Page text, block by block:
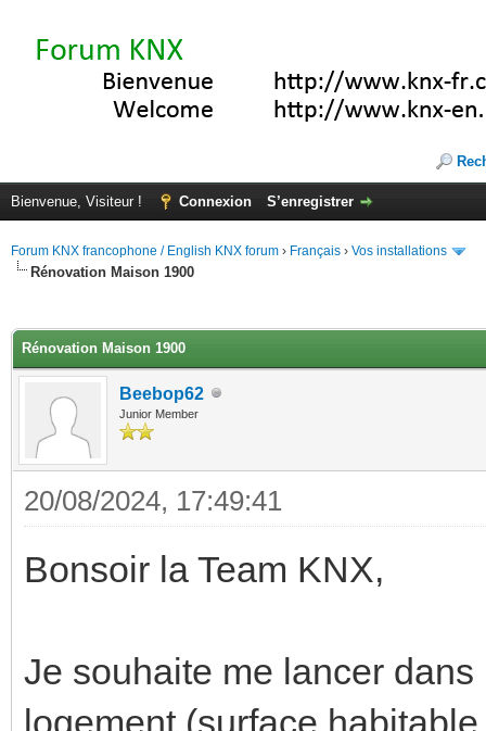
Bienvenue, Visiteur ! Connexion S’enregistrer
Forum KNX francophone / English KNX forum › Français › Vos installations
Rénovation Maison 1900
Rénovation Maison 1900
Beebop62
Junior Member
20/08/2024, 17:49:41
Bonsoir la Team KNX,
Je souhaite me lancer
logement (surface